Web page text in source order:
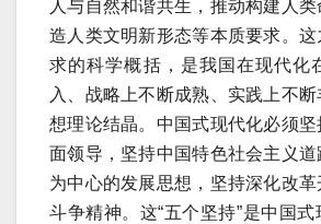
人与自然和谐共生，推动构建人类
造人类文明新形态等本质要求。
求的科学概括，是我国在现代化
入、战略上不断成熟、实践上不
想理论结晶。中国式现代化必须
面领导，坚持中国特色社会主义
为中心的发展思想，坚持深化改
斗争精神。这“五个坚持”是中国